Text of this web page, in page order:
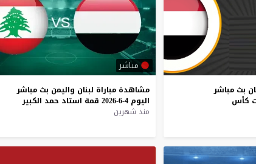
بث مباشر
كأس
مباشر
مشاهدة مباراة لبنان واليمن بث مباشر
اليوم 4-6-2026 قمة استاد حمد الكبير
منذ شهرين